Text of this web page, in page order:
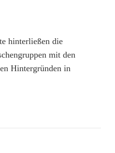
hinterließen die
mit den
Hintergründen in